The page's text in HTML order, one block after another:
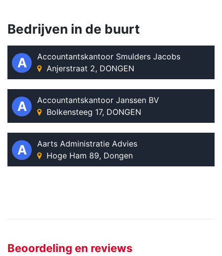
Bedrijven in de buurt
A
Accountantskantoor Smulders Jacobs
Anjerstraat 2, DONGEN
A
Accountantskantoor Janssen BV
Bolkensteeg 17, DONGEN
A
Aarts Administratie Advies
Hoge Ham 89, Dongen
Beoordeling en reviews